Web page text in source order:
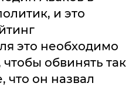
и это
это необходимо
обвинять так
что он назвал